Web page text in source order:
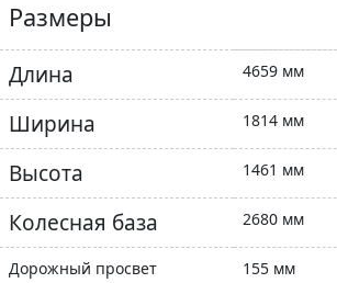
Размеры
Длина 4659 мм
Ширина 1814 мм
Высота 1461 мм
Колесная база 2680 мм
Дорожный просвет
155 мм